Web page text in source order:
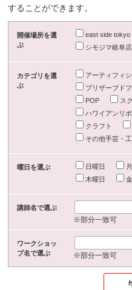
することができます。
開催場所を選
ぶ
east side tokyo
シモジマ岐阜店
カテゴリを選
ぶ
アーティフィ
プリザーブド
POP
ス
ハワイアンリ
クラフト
その他手芸・
曜日を選ぶ 日曜日
木曜日
講師名で選ぶ
※部分一致可
ワークショッ
プ名で選ぶ
※部分一致可